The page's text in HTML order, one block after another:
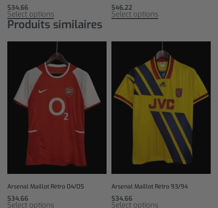
$34,66
Select options
$46,22
Select options
Produits similaires
Arsenal Maillot Rétro 04/05
$34,66
Select options
Arsenal Maillot Rétro 93/94
$34,66
Select options